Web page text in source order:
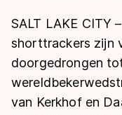
Langebaan
Shorttrack
Inlineskaten
Uitslagen
Langebaan
Shorttrack
Marathon
Tijden &
Ranglijsten
SALT LAKE CITY
shorttrackers zijn
doorgedrongen
van Kerkhof en